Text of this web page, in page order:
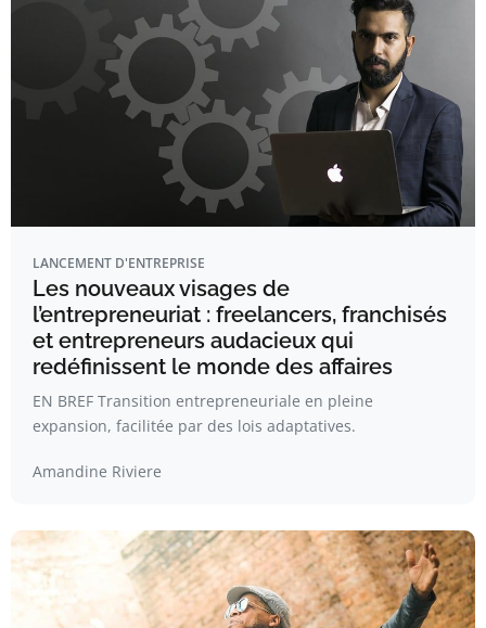
LANCEMENT D'ENTREPRISE
Les nouveaux visages de
l’entrepreneuriat : freelancers, franchisés
et entrepreneurs audacieux qui
redéfinissent le monde des affaires
EN BREF Transition entrepreneuriale en pleine
expansion, facilitée par des lois adaptatives.
Amandine Riviere